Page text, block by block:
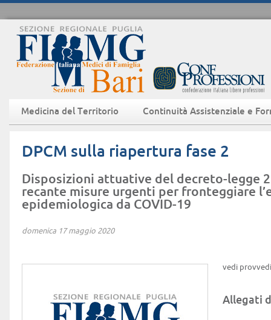
Medicina del Territorio Continuità Assistenziale e
DPCM sulla riapertura fase 2
Disposizioni attuative del decreto-legge
recante misure urgenti per fronteggiare
epidemiologica da COVID-19
domenica 17 maggio 2020
vedi
Allegati